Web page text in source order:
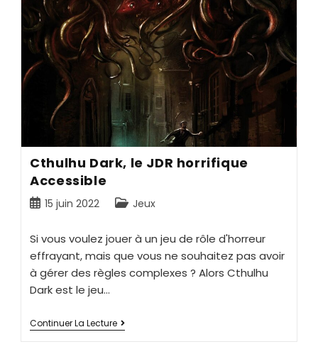
Cthulhu Dark, le JDR horrifique
Accessible
15 juin 2022 Jeux
Si vous voulez jouer à un jeu de rôle d'horreur
effrayant, mais que vous ne souhaitez pas avoir
à gérer des règles complexes ? Alors Cthulhu
Dark est le jeu…
Continuer La Lecture